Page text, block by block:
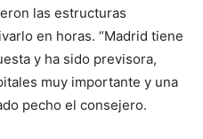
las estructuras
en horas. “Madrid tiene
y ha sido previsora,
muy importante y una
pecho el consejero.